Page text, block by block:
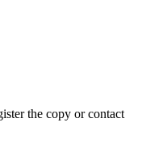
the copy or contact